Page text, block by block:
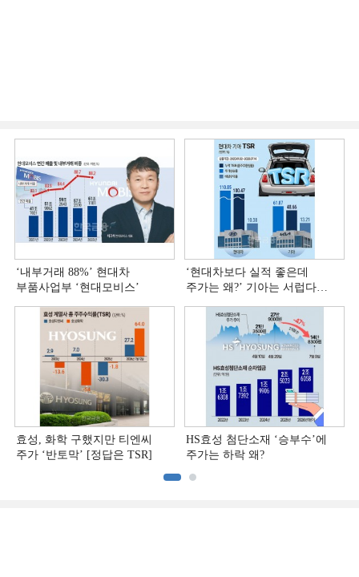
‘내부거래 88%ʼ 현대차
부품사업부 ‘현대모비스ʼ
‘현대차보다 실적 좋은데
주가는 왜?ʼ 기아는 서럽다
효성, 화학 구했지만 티엔씨
주가 ‘반토막’ [정답은 TSR]
HS효성 첨단소재 ‘승부수’에
주가는 하락 왜?